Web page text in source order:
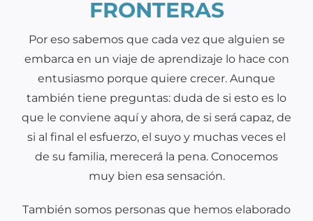
FRONTERAS
Por eso sabemos que cada vez que alguien se
embarca en un viaje de aprendizaje lo hace con
entusiasmo porque quiere crecer. Aunque
también tiene preguntas: duda de si esto es lo
que le conviene aquí y ahora, de si será capaz, de
si al final el esfuerzo, el suyo y muchas veces el
de su familia, merecerá la pena. Conocemos
muy bien esa sensación.
También somos personas que hemos elaborado